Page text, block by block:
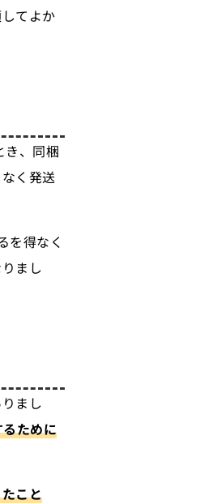
てよか
き、同梱
く発送
を得なく
まし
まし
ために
こと